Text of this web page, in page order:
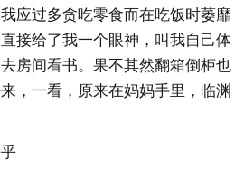
应过多贪吃零食而在吃饭时萎靡
接给了我一个眼神，叫我自己体
房间看书。果不其然翻箱倒柜也
，一看，原来在妈妈手里，临渊